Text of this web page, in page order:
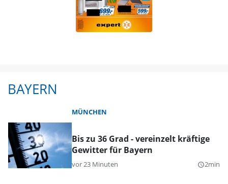
BAYERN
MÜNCHEN
Bis zu 36 Grad - vereinzelt kräftige
Gewitter für Bayern
vor 23 Minuten query_builder2min